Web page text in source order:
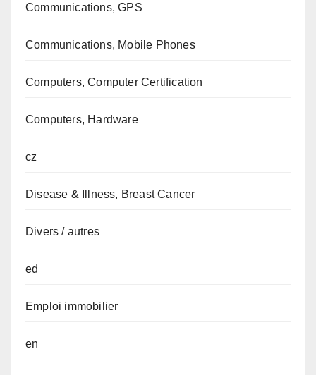
Communications, GPS
Communications, Mobile Phones
Computers, Computer Certification
Computers, Hardware
cz
Disease & Illness, Breast Cancer
Divers / autres
ed
Emploi immobilier
en